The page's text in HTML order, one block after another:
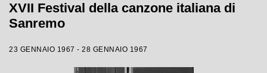
XVII Festival della canzone italiana di
Sanremo
23 GENNAIO 1967 - 28 GENNAIO 1967